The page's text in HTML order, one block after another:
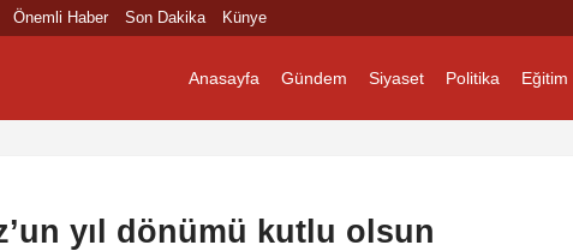
Önemli Haber Son Dakika Künye
Anasayfa Gündem Siyaset Politika Eğitim
yıl dönümü kutlu olsun